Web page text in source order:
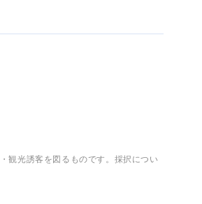
観光誘客を図るものです。採択につい